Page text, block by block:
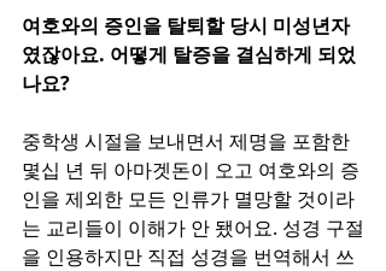
여호와의 증인을 탈퇴할 당시 미성년자
였잖아요. 어떻게 탈증을 결심하게 되었
나요?
중학생 시절을 보내면서 제명을 포함한
몇십 년 뒤 아마겟돈이 오고 여호와의 증
인을 제외한 모든 인류가 멸망할 것이라
는 교리들이 이해가 안 됐어요. 성경 구절
을 인용하지만 직접 성경을 번역해서 쓰